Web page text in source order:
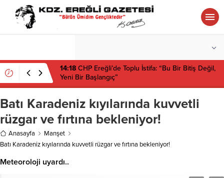
14:18 CHP Ereğli’de Toplu İstifa: “Bu Bir Bitiş Değil,
Yeni Bir Başlangıç”
Batı Karadeniz kıyılarında kuvvetli
rüzgar ve fırtına bekleniyor!
Anasayfa
Manşet
Batı Karadeniz kıyılarında kuvvetli rüzgar ve fırtına bekleniyor!
Meteoroloji uyardı..